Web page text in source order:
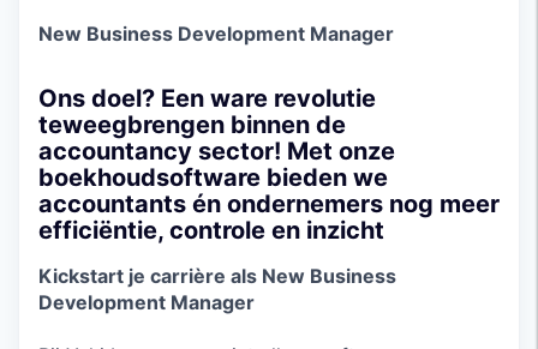
New Business Development Manager
Ons doel? Een ware revolutie
teweegbrengen binnen de
accountancy sector! Met onze
boekhoudsoftware bieden we
accountants én ondernemers nog meer
efficiëntie, controle en inzicht
Kickstart je carrière als New Business
Development Manager